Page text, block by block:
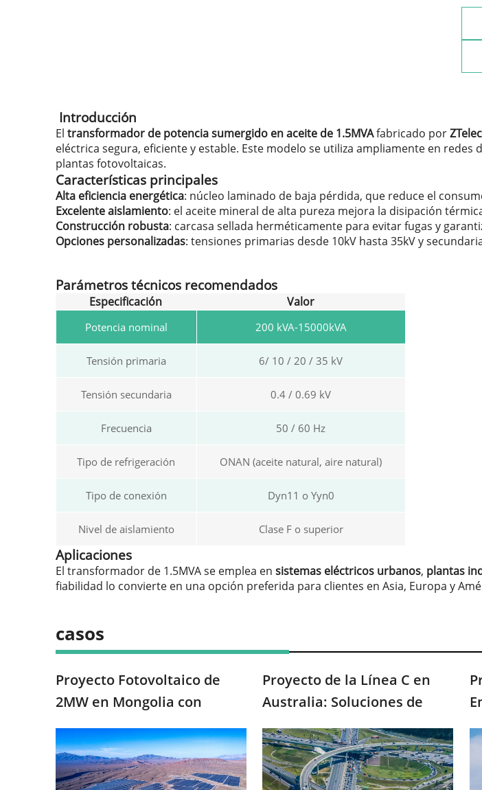
Introducción
El transformador de potencia sumergido en aceite de 1.5MVAfabricado por
eléctrica segura, eficiente y estable. Este modelo se utiliza ampliamente en
plantas fotovoltaicas.
Características principales
Alta eficiencia energética: núcleo laminado de baja pérdida, que reduce el
Excelente aislamiento: el aceite mineral de alta pureza mejora la disipación
Construcción robusta: carcasa sellada herméticamente para evitar fugas y
Opciones personalizadas: tensiones primarias desde 10kV hasta 35kV y
Parámetros técnicos recomendados
Especificación Valor
Potencia nominal 200 kVA-15000kVA
Tensión primaria 6/ 10 / 20 / 35 kV
Tensión secundaria 0.4 / 0.69 kV
Frecuencia 50 / 60 Hz
Tipo de refrigeración ONAN (aceite natural, aire natural)
Tipo de conexión Dyn11 o Yyn0
Nivel de aislamiento Clase F o superior
Aplicaciones
El transformador de 1.5MVA se emplea en sistemas eléctricos urbanos, plantas
fiabilidad lo convierte en una opción preferida para clientes en Asia, Europa y
casos
Proyecto Fotovoltaico de
2MW en Mongolia con
Equipos de Transformación
Suministrados por ZTelec
China
Proyecto de la Línea C en
Australia: Soluciones de
Energía de ZTelec China
para Infraestructura Vial